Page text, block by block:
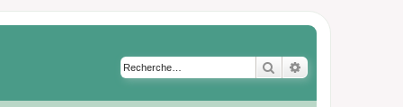
RechercherRecherche